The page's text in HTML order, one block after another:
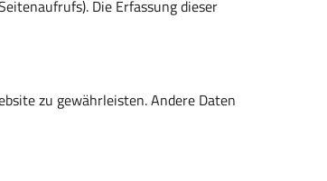
Die Erfassung dieser
zu gewährleisten. Andere Daten